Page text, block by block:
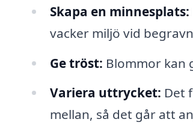
Skapa en minnesplats:
vacker miljö vid
Ge tröst: Blommor kan
Variera uttrycket: Det
mellan, så det går att